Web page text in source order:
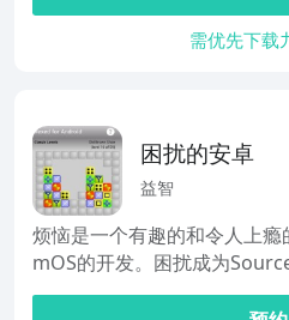
需优先下载
困扰的安卓
益智
烦恼是一个有趣的和令人上
mOS的开发。困扰成为